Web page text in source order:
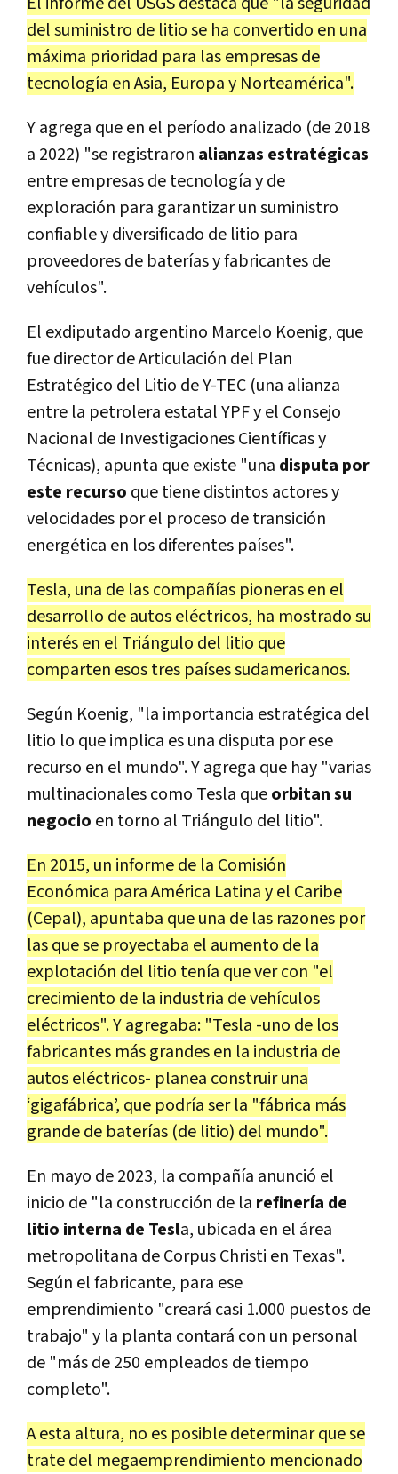
del suministro de litio se ha convertido en una
máxima prioridad para las empresas de
tecnología en Asia, Europa y Norteamérica".
Y agrega que en el período analizado (de 2018
a 2022) "se registraron alianzas estratégicas
entre empresas de tecnología y de
exploración para garantizar un suministro
confiable y diversificado de litio para
proveedores de baterías y fabricantes de
vehículos".
El exdiputado argentino Marcelo Koenig, que
fue director de Articulación del Plan
Estratégico del Litio de Y-TEC (una alianza
entre la petrolera estatal YPF y el Consejo
Nacional de Investigaciones Científicas y
Técnicas), apunta que existe "una disputa por
este recurso que tiene distintos actores y
velocidades por el proceso de transición
energética en los diferentes países".
Tesla, una de las compañías pioneras en el
desarrollo de autos eléctricos, ha mostrado su
interés en el Triángulo del litio que
comparten esos tres países sudamericanos.
Según Koenig, "la importancia estratégica del
litio lo que implica es una disputa por ese
recurso en el mundo". Y agrega que hay "varias
multinacionales como Tesla queorbitan su
negocio en torno al Triángulo del litio".
En 2015, un informe de la Comisión
Económica para América Latina y el Caribe
(Cepal), apuntaba que una de las razones por
las que se proyectaba el aumento de la
explotación del litio tenía que ver con "el
crecimiento de la industria de vehículos
eléctricos". Y agregaba: "Tesla -uno de los
fabricantes más grandes en la industria de
autos eléctricos- planea construir una
‘gigafábrica’, que podría ser la "fábrica más
grande de baterías (de litio) del mundo".
En mayo de 2023, la compañía anunció el
inicio de "la construcción de la refinería de
litio interna de Tesla, ubicada en el área
metropolitana de Corpus Christi en Texas".
Según el fabricante, para ese
emprendimiento "creará casi 1.000 puestos de
trabajo" y la planta contará con un personal
de "más de 250 empleados de tiempo
completo".
A esta altura, no es posible determinar que se
trate del megaemprendimiento mencionado